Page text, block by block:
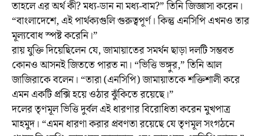
তাহলে এর অর্থ কী? মধ্য-ডান না মধ্য-বাম?” তিনি জিজ্ঞাসা করেন।
“বাংলাদেশে, এই পার্থক্যগুলি গুরুত্বপূর্ণ। কিন্তু এনসিপি এখনও তার
মূল্যবোধ স্পষ্ট করেনি।”
রায় যুক্তি দিয়েছিলেন যে, জামায়াতের সমর্থন ছাড়া দলটি সম্ভবত
কোনও আসনই জিততে পারত না। “ভিত্তি ভঙ্গুর,” তিনি আল
জাজিরাকে বলেন। “তারা (এনসিপি) জামায়াতকে শক্তিশালী করে
এমন একটি প্রক্সি হয়ে ওঠার ঝুঁকিতে রয়েছে।”
দলের তৃণমূল ভিত্তি দুর্বল এই ধারণার বিরোধিতা করেন মুখপাত্র
মাহমুদ। “এমন ধারণা করার প্রবণতা রয়েছে যে তৃণমূল সংগঠনে